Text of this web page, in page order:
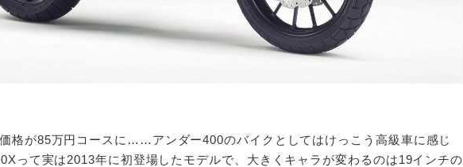
格が85万円コースに……アンダー400のバイクとしてはけっこう高級車に感じ
って実は2013年に初登場したモデルで、大きくキャラが変わるのは19インチの